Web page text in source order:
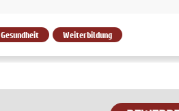
Gesundheit Weiterbildung